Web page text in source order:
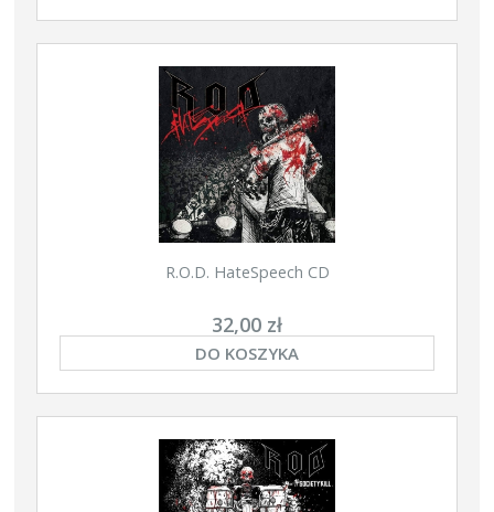
R.O.D. HateSpeech CD
32,00 zł
DO KOSZYKA